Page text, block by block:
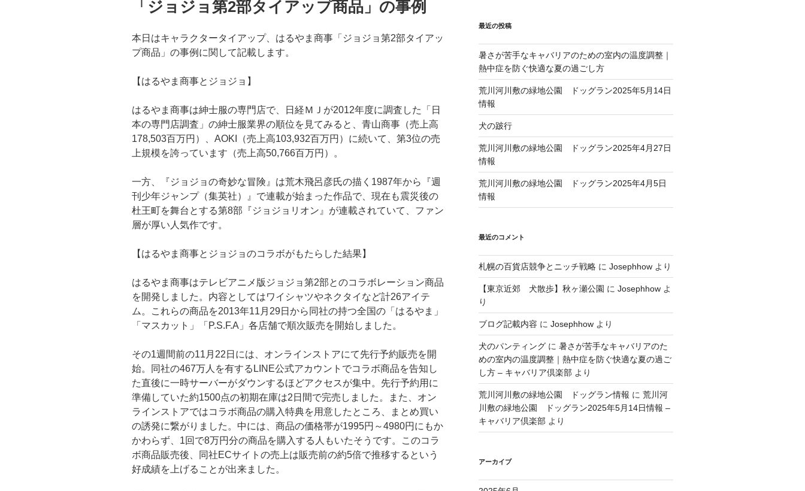
「ジョジョ第2部タイアップ商品」の事例
本日はキャラクタータイアップ、はるやま商事「ジョジョ第2部タイアッ
プ商品」の事例に関して記載します。
【はるやま商事とジョジョ】
はるやま商事は紳士服の専門店で、日経ＭＪが2012年度に調査した「日
本の専門店調査」の紳士服業界の順位を見てみると、青山商事（売上高
178,503百万円）、AOKI（売上高103,932百万円）に続いて、第3位の売
上規模を誇っています（売上高50,766百万円）。
一方、『ジョジョの奇妙な冒険』は荒木飛呂彦氏の描く1987年から『週
刊少年ジャンプ（集英社）』で連載が始まった作品で、現在も震災後の
杜王町を舞台とする第8部『ジョジョリオン』が連載されていて、ファン
層が厚い人気作です。
【はるやま商事とジョジョのコラボがもたらした結果】
はるやま商事はテレビアニメ版ジョジョ第2部とのコラボレーション商品
を開発しました。内容としてはワイシャツやネクタイなど計26アイテ
ム。これらの商品を2013年11月29日から同社の持つ全国の「はるやま」
「マスカット」「P.S.F.A」各店舗で順次販売を開始しました。
その1週間前の11月22日には、オンラインストアにて先行予約販売を開
始。同社の467万人を有するLINE公式アカウントでコラボ商品を告知し
た直後に一時サーバーがダウンするほどアクセスが集中。先行予約用に
準備していた約1500点の初期在庫は2日間で完売しました。また、オン
ラインストアではコラボ商品の購入特典を用意したところ、まとめ買い
の誘発に繋がりました。中には、商品の価格帯が1995円～4980円にもか
かわらず、1回で8万円分の商品を購入する人もいたそうです。このコラ
ボ商品販売後、同社ECサイトの売上は販売前の約5倍で推移するという
好成績を上げることが出来ました。
最近の投稿
暑さが苦手なキャバリアのための室内の温度調整｜
熱中症を防ぐ快適な夏の過ごし方
荒川河川敷の緑地公園 ドッグラン2025年5月14日
情報
犬の跛行
荒川河川敷の緑地公園 ドッグラン2025年4月27日
情報
荒川河川敷の緑地公園 ドッグラン2025年4月5日
情報
最近のコメント
札幌の百貨店競争とニッチ戦略に Josephhowより
【東京近郊 犬散歩】秋ヶ瀬公園 に Josephhowよ
り
ブログ記載内容 に Josephhowより
犬のパンティングに 暑さが苦手なキャバリアのた
めの室内の温度調整｜熱中症を防ぐ快適な夏の過ご
し方 – キャバリア倶楽部より
荒川河川敷の緑地公園 ドッグラン情報 に 荒川河
川敷の緑地公園 ドッグラン2025年5月14日情報 –
キャバリア倶楽部より
アーカイブ